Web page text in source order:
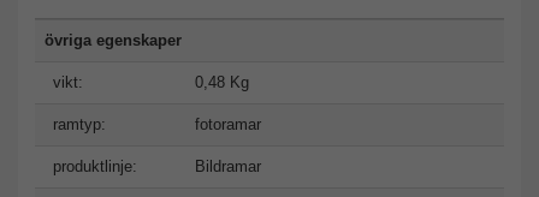
övriga egenskaper
vikt: 0,48 Kg
ramtyp: fotoramar
produktlinje: Bildramar